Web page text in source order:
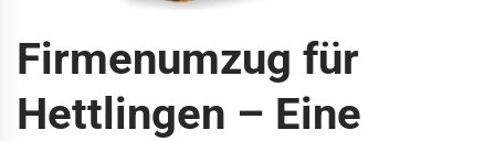
Firmenumzug für
Hettlingen – Eine